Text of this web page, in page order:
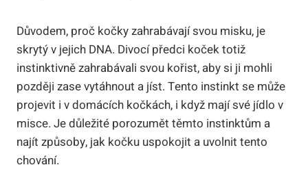
Důvodem, proč kočky zahrabávají svou misku, je
skrytý v jejich DNA. Divocí předci koček totiž
instinktivně zahrabávali svou kořist, aby si ji mohli
později zase vytáhnout a jíst. Tento instinkt se může
projevit i v domácích kočkách, i když mají své jídlo v
misce. Je důležité porozumět těmto instinktům a
najít způsoby, jak kočku uspokojit a uvolnit tento
chování.